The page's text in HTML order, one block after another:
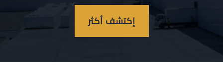
إكتشف أكثر